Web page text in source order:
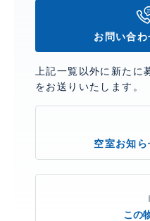
お問い合
上記一覧以外に新たに
をお送りいたします。
空室お知
この